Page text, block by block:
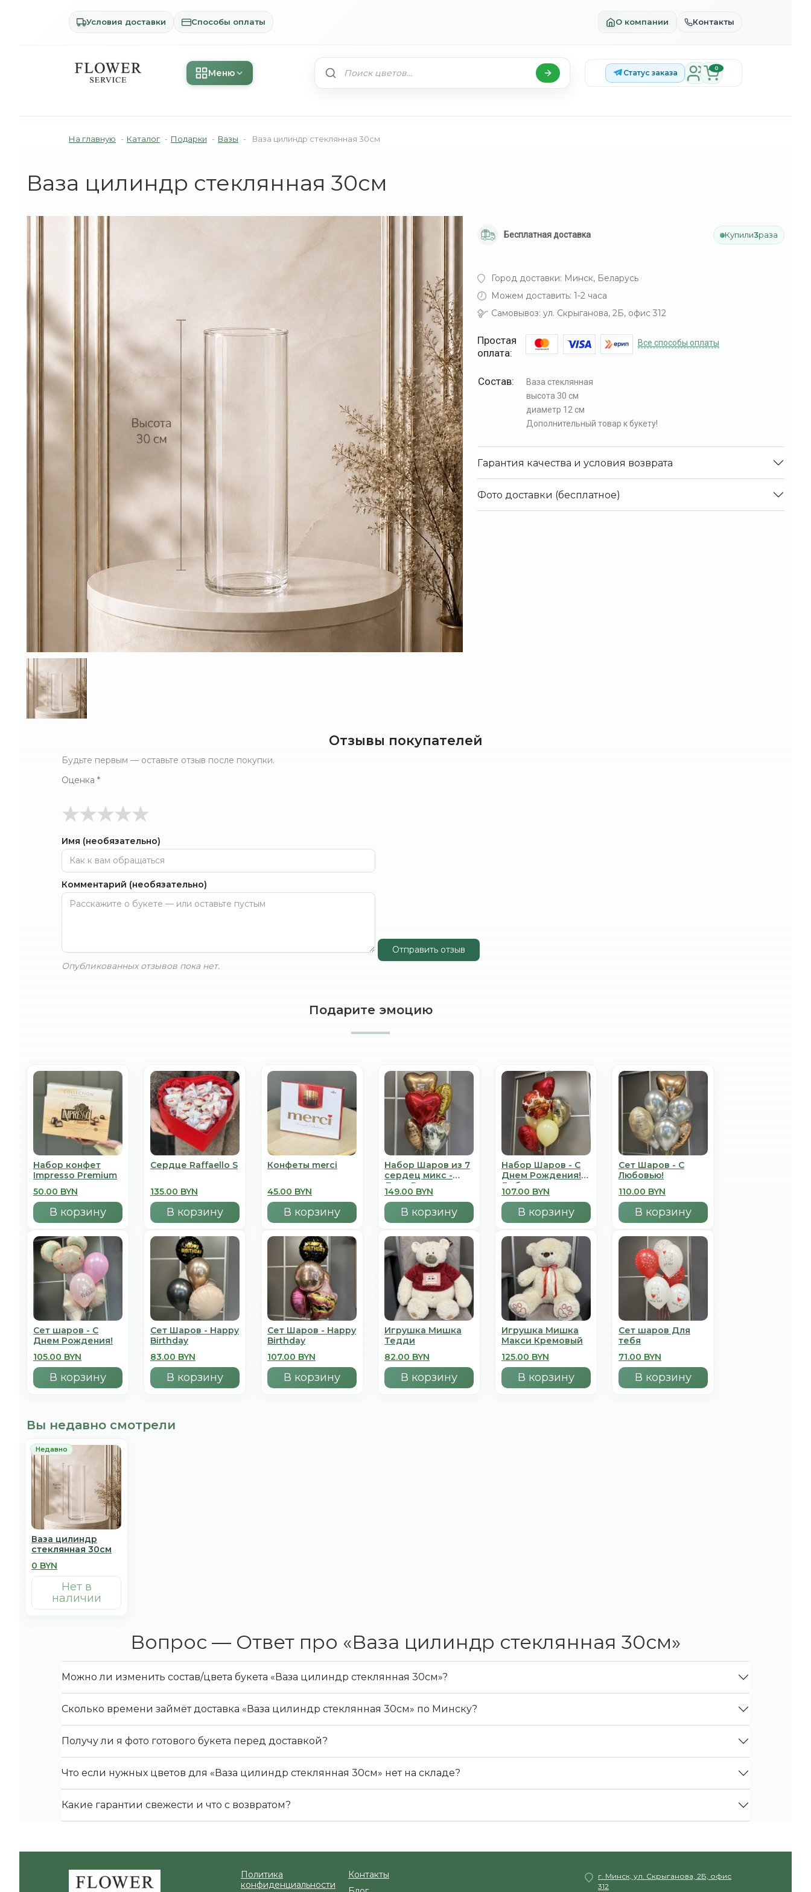
Условия доставки Способы оплаты О компании Контакты
Меню Статус заказа
0
На главную - Каталог - Подарки - Вазы - Ваза цилиндр стеклянная 30см
Ваза цилиндр стеклянная 30см
Бесплатная доставка Купили3раза
Город доставки: Минск, Беларусь
Можем доставить: 1-2 часа
Самовывоз: ул. Скрыганова, 2Б, офис 312
Простая
оплата:
Все способы оплаты
Состав:
Ваза стеклянная
высота 30 см
диаметр 12 см
Дополнительный товар к букету!
Гарантия качества и условия возврата
Фото доставки (бесплатное)
Отзывы покупателей
Будьте первым — оставьте отзыв после покупки.
Оценка *
★
★
★
★
★
Имя (необязательно)
Комментарий (необязательно)
Отправить отзыв
Опубликованных отзывов пока нет.
Подарите эмоцию
Набор конфет
Impresso Premium
50.00 BYN
В корзину
Сердце Raffaello S
135.00 BYN
В корзину
Конфеты merci
45.00 BYN
В корзину
Набор Шаров из 7
сердец микс -
День Всех
Влюбленных
149.00 BYN
В корзину
Набор Шаров - С
Днем Рождения!
Люблю
107.00 BYN
В корзину
Сет Шаров - С
Любовью!
110.00 BYN
В корзину
Сет шаров - С
Днем Рождения!
105.00 BYN
В корзину
Сет Шаров - Happy
Birthday
83.00 BYN
В корзину
Сет Шаров - Happy
Birthday
107.00 BYN
В корзину
Игрушка Мишка
Тедди
82.00 BYN
В корзину
Игрушка Мишка
Mакси Кремовый
125.00 BYN
В корзину
Сет шаров Для
тебя
71.00 BYN
В корзину
Вы недавно смотрели
Ваза цилиндр
стеклянная 30см
0 BYN
Нет в
наличии
Вопрос — Ответ про «Ваза цилиндр стеклянная 30см»
Можно ли изменить состав/цвета букета «Ваза цилиндр стеклянная 30см»?
Сколько времени займёт доставка «Ваза цилиндр стеклянная 30см» по Минску?
Получу ли я фото готового букета перед доставкой?
Что если нужных цветов для «Ваза цилиндр стеклянная 30см» нет на складе?
Какие гарантии свежести и что с возвратом?
Политика
конфиденциальности
Контакты
г. Минск, ул. Скрыганова, 2Б, офис
312